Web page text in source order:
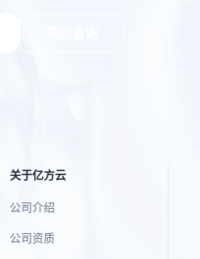
关于亿方云
公司介绍
公司资质